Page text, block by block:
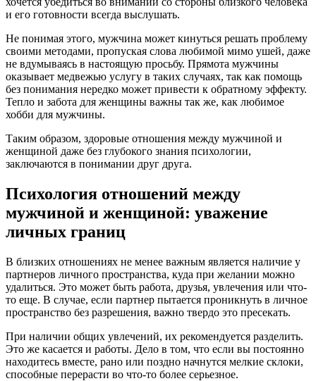
и его готовности всегда выслушать.
Не понимая этого, мужчина может кинуться решать проблему
своими методами, пропуская слова любимой мимо ушей, даже
не вдумываясь в настоящую просьбу. Прямота мужчины
оказывает медвежью услугу в таких случаях, так как помощь
без понимания нередко может привести к обратному эффекту.
Тепло и забота для женщины важны так же, как любимое
хобби для мужчины.
Таким образом, здоровые отношения между мужчиной и
женщиной даже без глубокого знания психологии,
заключаются в понимании друг друга.
Психология отношений между
мужчиной и женщиной: уважение
личных границ
В близких отношениях не менее важным является наличие у
партнеров личного пространства, куда при желании можно
удалиться. Это может быть работа, друзья, увлечения или что-
то еще. В случае, если партнер пытается проникнуть в личное
пространство без разрешения, важно твердо это пресекать.
При наличии общих увлечений, их рекомендуется разделить.
Это же касается и работы. Дело в том, что если вы постоянно
находитесь вместе, рано или поздно начнутся мелкие склоки,
способные перерасти во что-то более серьезное.